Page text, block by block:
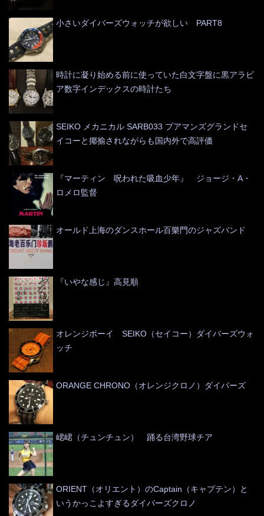
小さいダイバーズウォッチが欲しい PART8
時計に凝り始める前に使っていた白文字盤に黒アラビ
ア数字インデックスの時計たち
SEIKO メカニカル SARB033 プアマンズグランドセ
イコーと揶揄されながらも国内外で高評価
『マーティン 呪われた吸血少年』 ジョージ・A・
ロメロ監督
オールド上海のダンスホール百樂門のジャズバンド
『いやな感じ』高見順
オレンジボーイ SEIKO（セイコー）ダイバーズウォ
ッチ
ORANGE CHRONO（オレンジクロノ）ダイバーズ
峮峮（チュンチュン） 踊る台湾野球チア
ORIENT（オリエント）のCaptain（キャプテン）と
いうかっこよすぎるダイバーズクロノ